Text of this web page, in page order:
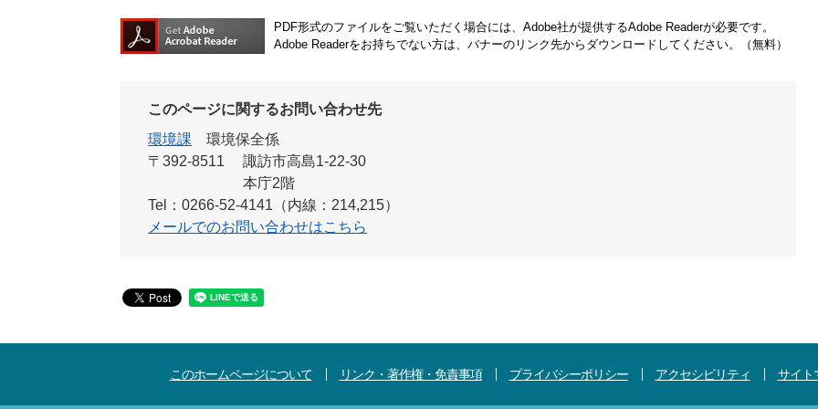
PDF形式のファイルをご覧いただく場合には、Adobe社が提供するAdobe Readerが必要です。
Adobe Readerをお持ちでない方は、バナーのリンク先からダウンロードしてください。（無料）
このページに関するお問い合わせ先
環境課
環境保全係
〒392-8511
諏訪市高島1-22-30
本庁2階
Tel：0266-52-4141（内線：214,215）
メールでのお問い合わせはこちら
このホームページについて リンク・著作権・免責事項 プライバシーポリシー アクセシビリティ サイト